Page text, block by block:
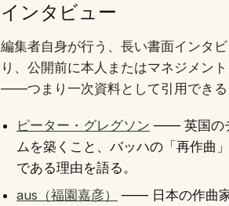
インタビュー
編集者自身が行う、長い書面インタ
り、公開前に本人またはマネジメン
——つまり一次資料として引用できる
ピーター・グレグソン —— 英国の
ムを築くこと、バッハの「再作曲
である理由を語る。
aus（福園嘉彦）
—— 日本の作曲家